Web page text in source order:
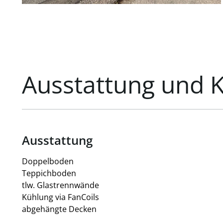
Ausstattung und
Ausstattung
Doppelboden
Teppichboden
tlw. Glastrennwände
Kühlung via FanCoils
abgehängte Decken